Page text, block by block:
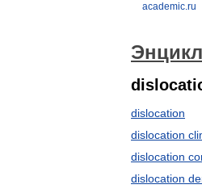
academic.ru
dislocation
dislocation
dislocation
dislocation